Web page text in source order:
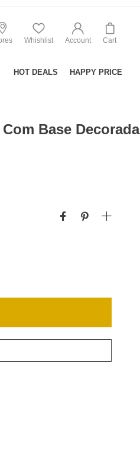
Whishlist Account Cart
HOT DEALS HAPPY PRICE
Base Decorada